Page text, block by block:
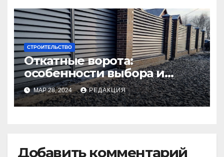
СТРОИТЕЛЬСТВО
Откатные ворота:
особенности выбора и
установки
МАР 28, 2024 РЕДАКЦИЯ
Добавить комментарий